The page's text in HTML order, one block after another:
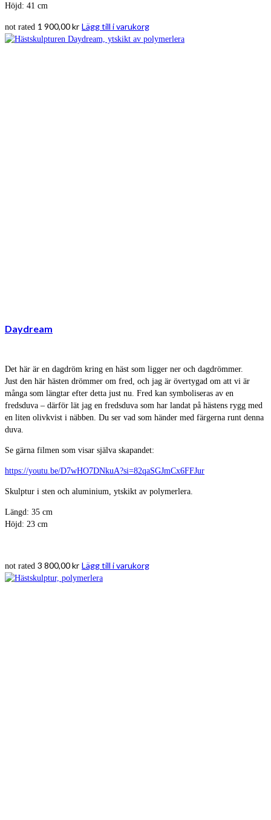
Höjd: 41 cm
not rated 1 900,00kr Lägg till i varukorg
Daydream
Det här är en dagdröm kring en häst som ligger ner och dagdrömmer.
Just den här hästen drömmer om fred, och jag är övertygad om att vi är
många som längtar efter detta just nu. Fred kan symboliseras av en
fredsduva – därför lät jag en fredsduva som har landat på hästens rygg med
en liten olivkvist i näbben. Du ser vad som händer med färgerna runt denna
duva.
Se gärna filmen som visar själva skapandet:
https://youtu.be/D7wHO7DNkuA?si=82qaSGJmCx6FFJur
Skulptur i sten och aluminium, ytskikt av polymerlera.
Längd: 35 cm
Höjd: 23 cm
not rated 3 800,00kr Lägg till i varukorg